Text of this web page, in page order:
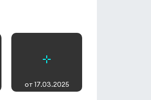
от 17.03.2025